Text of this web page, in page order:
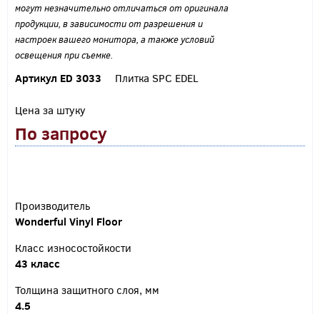
могут незначительно отличаться от оригинала
продукции, в зависимости от разрешения и
настроек вашего монитора, а также условий
освещения при съемке.
Артикул ED 3033 Плитка SPC EDEL
Цена за штуку
По запросу
Производитель
Wonderful Vinyl Floor
Класс износостойкости
43 класс
Толщина защитного слоя, мм
4.5